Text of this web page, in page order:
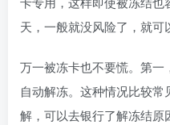
天，一般就没风险了，就可
万一被冻卡也不要慌。第
自动解冻。这种情况比较
解，可以去银行了解冻结